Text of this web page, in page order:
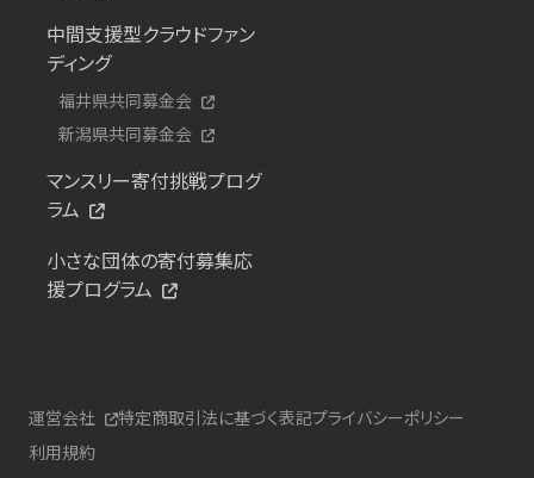
中間支援型クラウドファン
ディング
福井県共同募金会
新潟県共同募金会
マンスリー寄付挑戦プログ
ラム
小さな団体の寄付募集応
援プログラム
運営会社 特定商取引法に基づく表記プライバシーポリシー
利用規約